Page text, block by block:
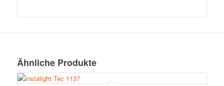
Ähnliche Produkte